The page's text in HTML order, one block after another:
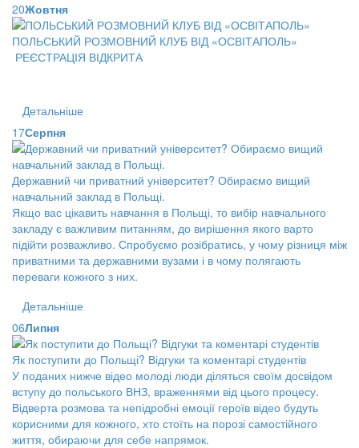
20Жовтня
ПОЛЬСЬКИЙ РОЗМОВНИЙ КЛУБ ВІД «ОСВІТАПОЛЬ»
РЕЄСТРАЦІЯ ВІДКРИТА
Детальніше
17Серпня
Державний чи приватний університет? Обираємо вищий
навчальний заклад в Польщі.
Якщо вас цікавить навчання в Польщі, то вибір навчального
закладу є важливим питанням, до вирішення якого варто
підійти розважливо. Спробуємо розібратись, у чому різниця між
приватними та державними вузами і в чому полягають
переваги кожного з них.
Детальніше
06Липня
Як поступити до Польщі? Відгуки та коментарі студентів
У поданих нижче відео молоді люди діляться своїм досвідом
вступу до польського ВНЗ, враженнями від цього процесу.
Відверта розмова та непідробні емоції героїв відео будуть
корисними для кожного, хто стоїть на порозі самостійного
життя, обираючи для себе напрямок.